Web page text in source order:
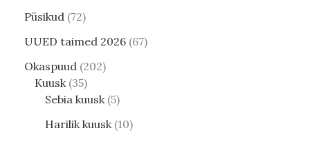
Püsikud 72
UUED taimed 2026 67
Okaspuud 202
Kuusk 35
Sebia kuusk 5
Harilik kuusk 10